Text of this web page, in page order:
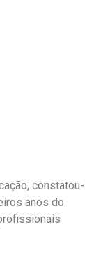
constatou-
anos do